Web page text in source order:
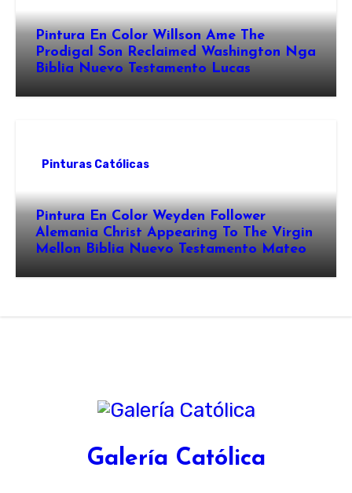
Pintura En Color Willson Ame The
Prodigal Son Reclaimed Washington Nga
Biblia Nuevo Testamento Lucas
Pinturas Católicas
Pintura En Color Weyden Follower
Alemania Christ Appearing To The Virgin
Mellon Biblia Nuevo Testamento Mateo
Galería Católica